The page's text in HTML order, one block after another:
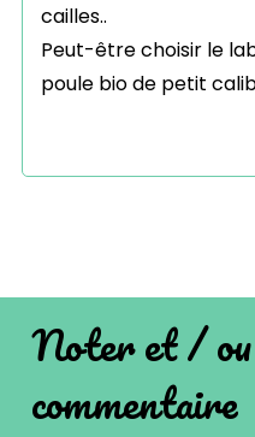
cailles..
Peut-être choisir le
poule bio de petit
Noter et /
commentaire